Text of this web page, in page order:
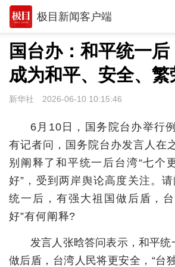
极目新闻客户端
推荐
体育
观点
湖北
武汉
世相
环球
专题
极客圈
国台办：和平统一
成为和平、安全、繁
新华社 2026-06-10 10:15:46
6月10日，国务院台办举行
有记者问，国务院台办发言人在
别阐释了和平统一后台湾“七个
好”，受到两岸舆论高度关注。
统一后，有强大祖国做后盾，
好”有何阐释?
发言人张晗答问表示，和平统
做后盾，台湾人民将更安全，“台